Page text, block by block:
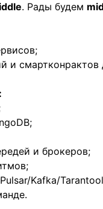
. Рады будем
и смартконрактов
и брокеров;
Kafka/